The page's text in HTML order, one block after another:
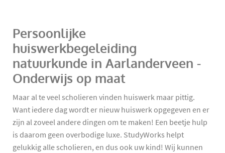
Persoonlijke
huiswerkbegeleiding
natuurkunde in Aarlanderveen -
Onderwijs op maat
Maar al te veel scholieren vinden huiswerk maar pittig.
Want iedere dag wordt er nieuw huiswerk opgegeven en er
zijn al zoveel andere dingen om te maken! Een beetje hulp
is daarom geen overbodige luxe. StudyWorks helpt
gelukkig alle scholieren, en dus ook uw kind! Wij kunnen